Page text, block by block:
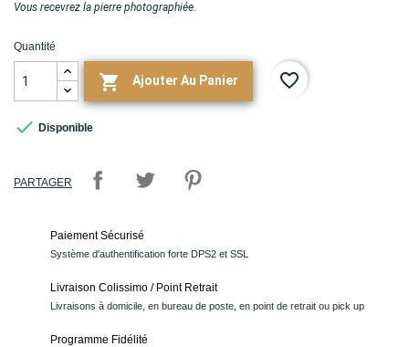
Vous recevrez la pierre photographiée.
Quantité
 Ajouter Au Panier favorite_border
 Disponible
PARTAGER
Paiement Sécurisé
Système d'authentification forte DPS2 et SSL
Livraison Colissimo / Point Retrait
Livraisons à domicile, en bureau de poste, en point de retrait ou pick up
Programme Fidélité